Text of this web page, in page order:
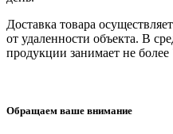
Доставка товара
от удаленности объекта. В
продукции занимает не более
Обращаем ваше внимание